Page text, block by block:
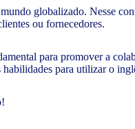
globalizado. Nesse
ou fornecedores.
para promover a
habilidades para utilizar o